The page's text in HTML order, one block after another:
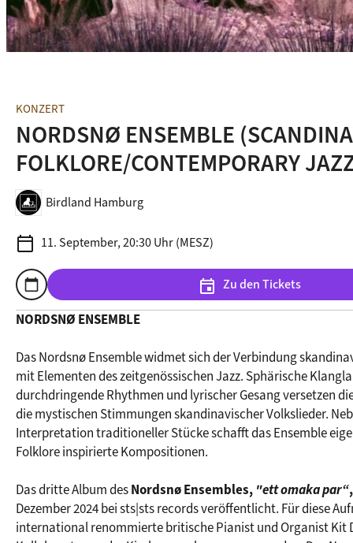
KONZERT
NORDSNØ ENSEMBLE
FOLKLORE/CONTEMPORARY
Birdland Hamburg
calendar_today 11. September, 20:30 Uhr (MESZ)
calendar_today
Zum Kalender hinzufügen event Zu den Tickets
NORDSNØ ENSEMBLE
Das Nordsnø Ensemble widmet sich der Verbindung
mit Elementen des zeitgenössischen Jazz. Sphärische
durchdringende Rhythmen und lyrischer Gesang versetzen
die mystischen Stimmungen skandinavischer Volkslieder.
Interpretation traditioneller Stücke schafft das Ensemble
Folklore inspirierte Kompositionen.
Das dritte Album des Nordsnø Ensembles, "ett omaka par“,
Dezember 2024 bei sts|sts records veröffentlicht. Für diese
international renommierte britische Pianist und Organist Kit